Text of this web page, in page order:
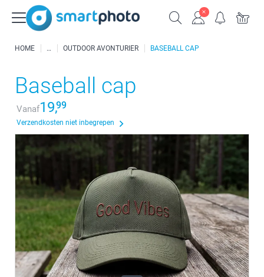
HOME OUTDOOR AVONTURIER BASEBALL CAP
Baseball cap
Vanaf19,99
Verzendkosten niet inbegrepen